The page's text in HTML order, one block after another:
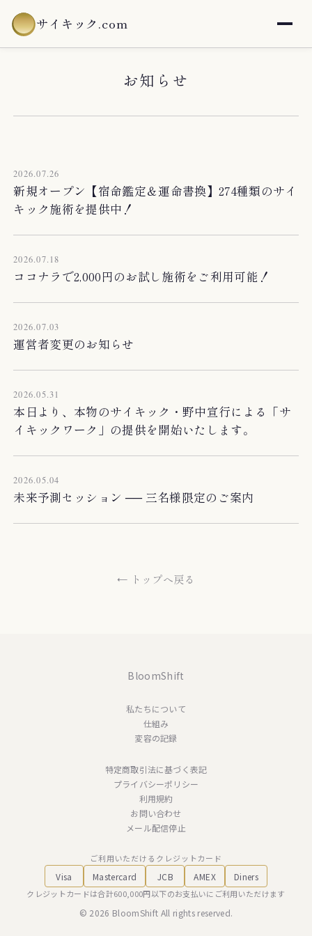
サイキック.com
お知らせ
2026.07.26
新規オープン【宿命鑑定＆運命書換】274種類のサイ
キック施術を提供中！
2026.07.18
ココナラで2,000円のお試し施術をご利用可能！
2026.07.03
運営者変更のお知らせ
2026.05.31
本日より、本物のサイキック・野中宣行による「サ
イキックワーク」の提供を開始いたします。
2026.05.04
未来予測セッション ── 三名様限定のご案内
← トップへ戻る
BloomShift
私たちについて
仕組み
変容の記録
特定商取引法に基づく表記
プライバシーポリシー
利用規約
お問い合わせ
メール配信停止
ご利用いただけるクレジットカード
Visa Mastercard JCB AMEX Diners
クレジットカードは合計600,000円以下のお支払いにご利用いただけます
© 2026 BloomShift All rights reserved.